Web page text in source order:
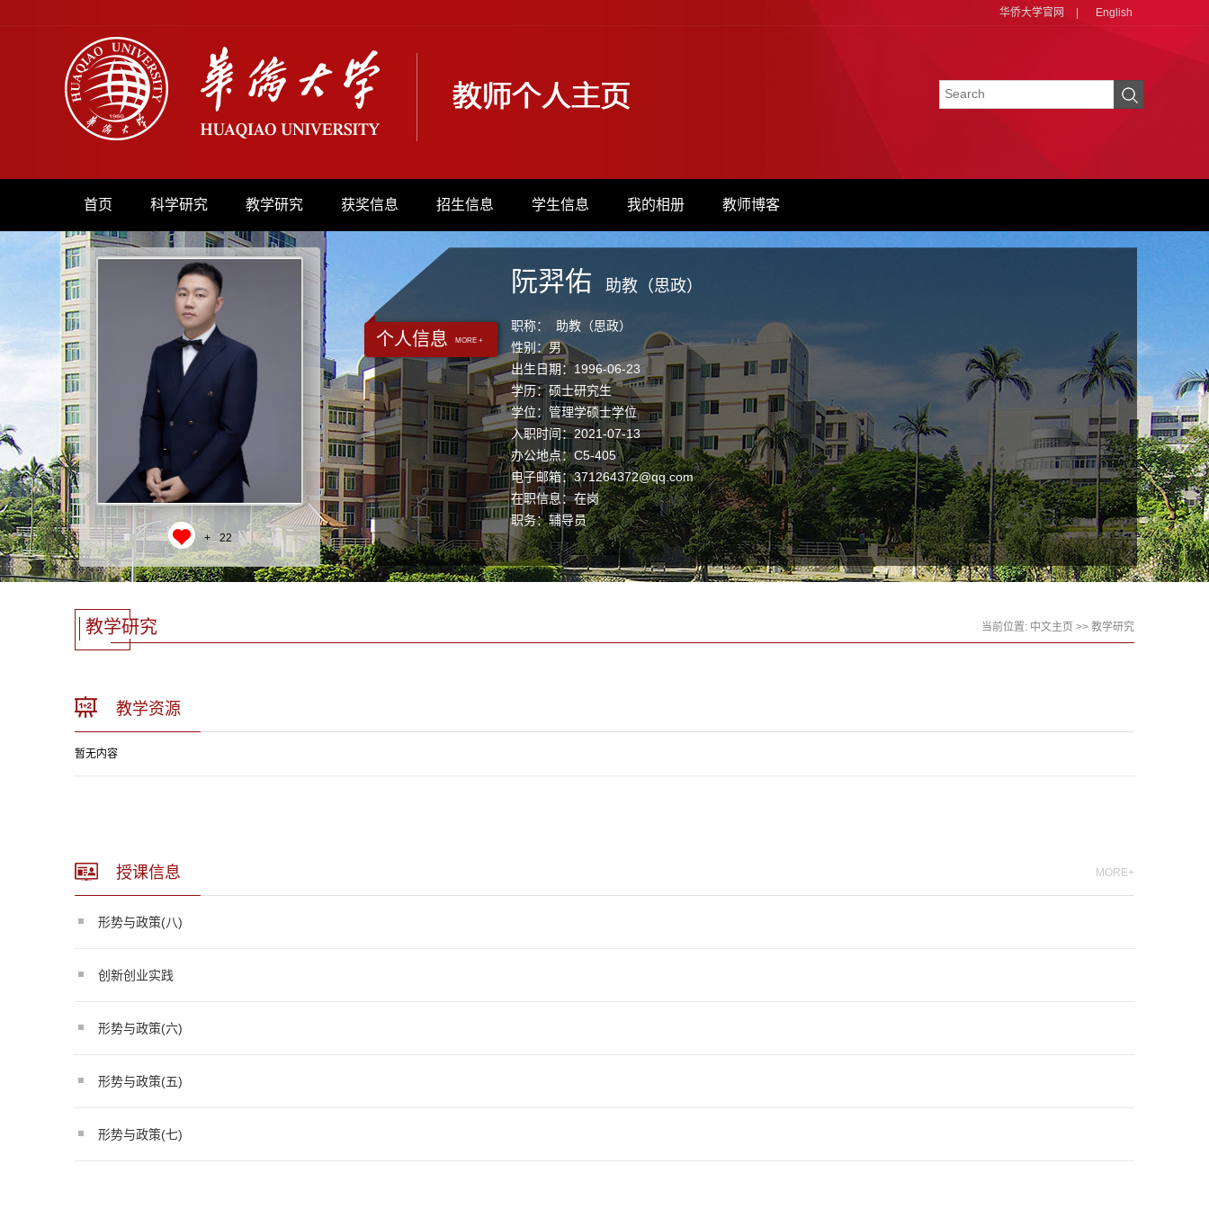
华侨大学官网 English
首页 科学研究 教学研究 获奖信息 招生信息 学生信息 我的相册 教师博客
+ 22
个人信息 MORE +
阮羿佑 助教（思政）
职称： 助教（思政）
性别：男
出生日期：1996-06-23
学历：硕士研究生
学位：管理学硕士学位
入职时间：2021-07-13
办公地点：C5-405
电子邮箱：371264372@qq.com
在职信息：在岗
职务：辅导员
教学研究 当前位置: 中文主页 >> 教学研究
教学资源
暂无内容
授课信息 MORE+
形势与政策(八)
创新创业实践
形势与政策(六)
形势与政策(五)
形势与政策(七)